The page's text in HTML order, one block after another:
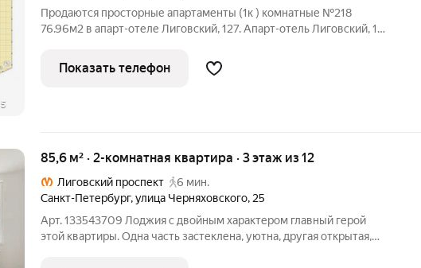
5
Продаются просторные апартаменты (1к ) комнатные №218
76.96м2 в апарт-отеле Лиговский, 127. Апарт-отель Лиговский, 127
включает в себя новое здание с современными очертаниями и
историческое здание,
Показать телефон
85,6 м² · 2-комнатная квартира · 3 этаж из 12
Лиговский проспект
6 мин.
Санкт-Петербург,улица Черняховского, 25
Арт. 133543709 Лоджия с двойным характером главный герой
этой квартиры. Одна часть застеклена, уютна, другая открытая,